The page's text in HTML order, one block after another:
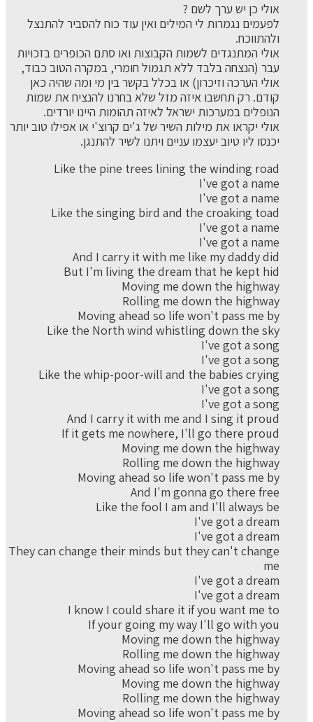
אולי כן יש ערך לשם ?
לפעמים נגמרות לי המילים ואין עוד כוח להסביר להתנצל
ולהתווכח.
אולי המתנגדים לשמות הקבוצות ואו סתם הכופרים בזכויות
עבר (הנצחה בלבד ללא תגמול חומרי, במקרה הטוב כבוד,
אולי הערכה וזיכרון) או בכלל בקשר בין מי ומה שהיה כאן
קודם. רק תחשבו איזה מזל שלא בחרנו להנציח את שמות
הנופלים במערכות ישראל לאיזה תהומות היינו יורדים.
אולי יקראו את מילות השיר של ג'ים קרוצ'י או אפילו טוב יותר
יכנסו ליו טיוב יעצמו עניים ויתנו לשיר להתנגן.
Like the pine trees lining the winding road
I've got a name
I've got a name
Like the singing bird and the croaking toad
I've got a name
I've got a name
And I carry it with me like my daddy did
But I'm living the dream that he kept hid
Moving me down the highway
Rolling me down the highway
Moving ahead so life won't pass me by
Like the North wind whistling down the sky
I've got a song
I've got a song
Like the whip-poor-will and the babies crying
I've got a song
I've got a song
And I carry it with me and I sing it proud
If it gets me nowhere, I'll go there proud
Moving me down the highway
Rolling me down the highway
Moving ahead so life won't pass me by
And I'm gonna go there free
Like the fool I am and I'll always be
I've got a dream
I've got a dream
They can change their minds but they can't change
me
I've got a dream
I've got a dream
I know I could share it if you want me to
If your going my way I'll go with you
Moving me down the highway
Rolling me down the highway
Moving ahead so life won't pass me by
Moving me down the highway
Rolling me down the highway
Moving ahead so life won't pass me by